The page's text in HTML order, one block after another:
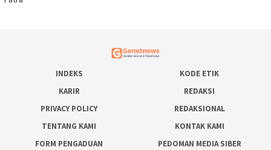
INDEKS
KODE ETIK
KARIR
REDAKSI
PRIVACY POLICY
REDAKSIONAL
TENTANG KAMI
KONTAK KAMI
FORM PENGADUAN
PEDOMAN MEDIA SIBER